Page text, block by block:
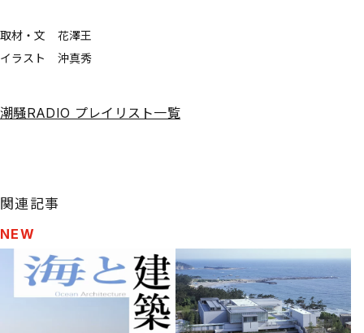
取材・文 花澤王
イラスト 沖真秀
潮騒RADIO プレイリスト一覧
関連記事
NEW